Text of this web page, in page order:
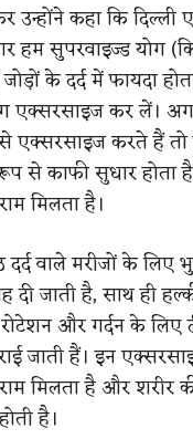
उन्होंने कहा कि दिल्ली
हम सुपरवाइज्ड योग
के दर्द में फायदा
एक्सरसाइज कर लें।
एक्सरसाइज करते हैं
से काफी सुधार होता
मिलता है।
दर्द वाले मरीजों के
जाती है, साथ ही
और गर्दन के लिए
जाती हैं। इन
मिलता है और शरीर
है।